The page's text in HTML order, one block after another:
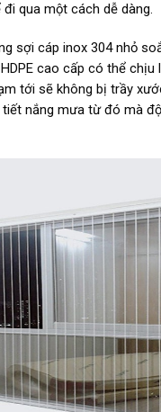
qua một cách dễ dàng.
sợi cáp inox 304 nhỏ
cao cấp có thể
tới sẽ không bị trầy
nắng mưa từ đó mà